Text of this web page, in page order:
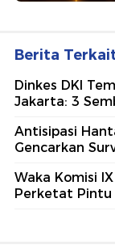
Berita
Dinkes DKI
Jakarta: 3
Antisipasi
Gencarkan
Waka Komisi
Perketat Pintu